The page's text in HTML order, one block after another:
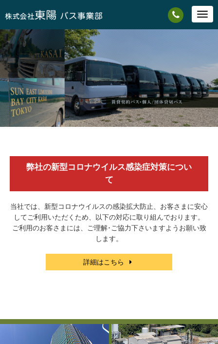
弊社の新型コロナウイルス感染症対策につい
て
当社では、新型コロナウイルスの感染拡大防止、お客さまに安心
してご利用いただくため、以下の対応に取り組んでおります。
ご利用のお客さまには、ご理解･ご協力下さいますようお願い致
します。
詳細はこちら